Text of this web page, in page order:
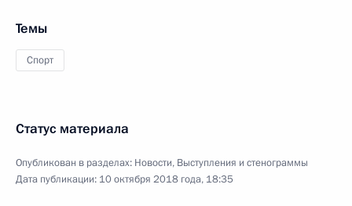
Темы
Спорт
Статус материала
Опубликован в разделах: Новости, Выступления и стенограммы
Дата публикации: 10 октября 2018 года, 18:35